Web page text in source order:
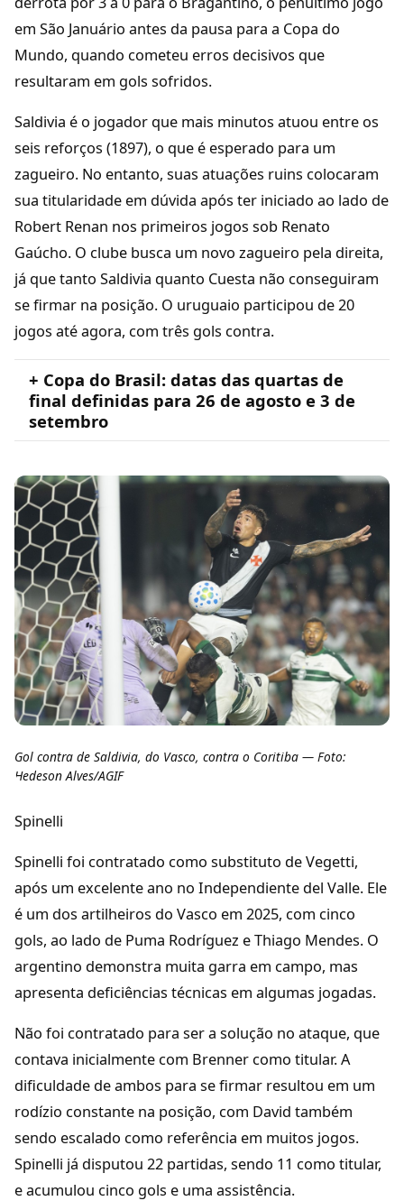
em São Januário antes da pausa para a Copa do
Mundo, quando cometeu erros decisivos que
resultaram em gols sofridos.
Saldivia é o jogador que mais minutos atuou entre os
seis reforços (1897), o que é esperado para um
zagueiro. No entanto, suas atuações ruins colocaram
sua titularidade em dúvida após ter iniciado ao lado de
Robert Renan nos primeiros jogos sob Renato
Gaúcho. O clube busca um novo zagueiro pela direita,
já que tanto Saldivia quanto Cuesta não conseguiram
se firmar na posição. O uruguaio participou de 20
jogos até agora, com três gols contra.
+ Copa do Brasil: datas das quartas de
final definidas para 26 de agosto e 3 de
setembro
Gol contra de Saldivia, do Vasco, contra o Coritiba — Foto:
Hedeson Alves/AGIF
Spinelli
Spinelli foi contratado como substituto de Vegetti,
após um excelente ano no Independiente del Valle. Ele
é um dos artilheiros do Vasco em 2025, com cinco
gols, ao lado de Puma Rodríguez e Thiago Mendes. O
argentino demonstra muita garra em campo, mas
apresenta deficiências técnicas em algumas jogadas.
Não foi contratado para ser a solução no ataque, que
contava inicialmente com Brenner como titular. A
dificuldade de ambos para se firmar resultou em um
rodízio constante na posição, com David também
sendo escalado como referência em muitos jogos.
Spinelli já disputou 22 partidas, sendo 11 como titular,
e acumulou cinco gols e uma assistência.